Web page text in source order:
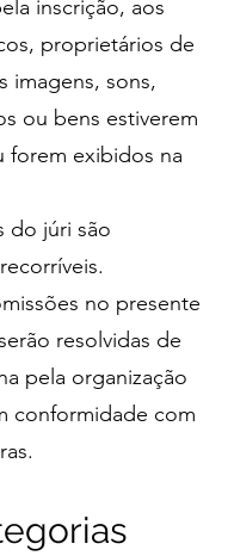
inscrição, aos
proprietários de
imagens, sons,
ou bens estiverem
forem exibidos na
do júri são
no presente
resolvidas de
pela organização
conformidade com
rias